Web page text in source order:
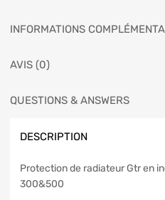
INFORMATIONS
AVIS (0)
QUESTIONS & ANSWERS
DESCRIPTION
Protection de radiateur Gtr en
300&500